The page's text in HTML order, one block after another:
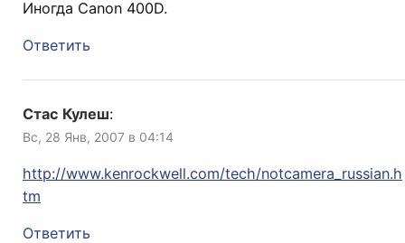
Иногда Canon 400D.
Ответить
Стас Кулеш:
Вс, 28 Янв, 2007 в 04:14
http://www.kenrockwell.com/tech/notcamera_russian.h
tm
Ответить